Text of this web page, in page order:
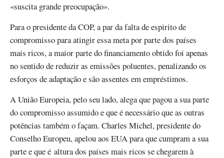
«suscita grande preocupação».
Para o presidente da COP, a par da falta de espirito de
compromisso para atingir essa meta por parte dos países
mais ricos, a maior parte do financiamento obtido foi apenas
no sentido de reduzir as emissões poluentes, penalizando os
esforços de adaptação e são assentes em empréstimos.
A União Europeia, pelo seu lado, alega que pagou a sua parte
do compromisso assumido e que é necessário que as outras
potências também o façam. Charles Michel, presidente do
Conselho Europeu, apelou aos EUA para que cumpram a sua
parte e que é altura dos países mais ricos se chegarem à